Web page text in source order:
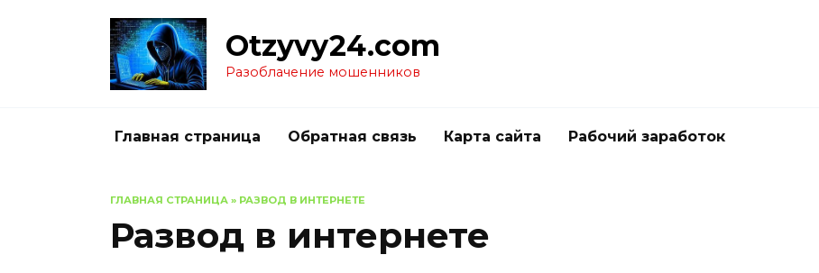
Otzyvy24.com
Разоблачение мошенников
Главная страница Обратная связь Карта сайта Рабочий заработок
ГЛАВНАЯ СТРАНИЦА » РАЗВОД В ИНТЕРНЕТЕ
Развод в интернете